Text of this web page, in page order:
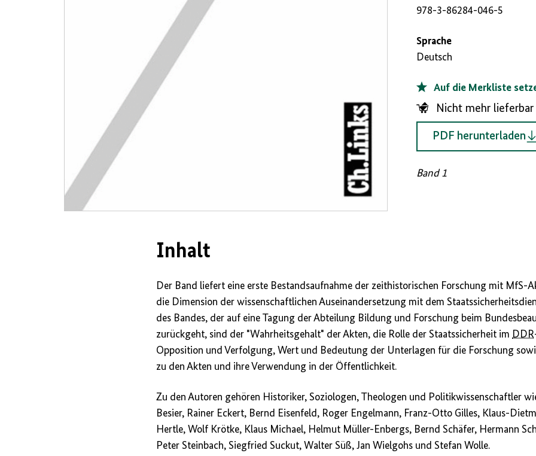
978-3-86284-046-5
Sprache
Deutsch
Auf die Merkliste
Nicht mehr lieferbar
PDF herunterladen
Band 1
Inhalt
Der Band liefert eine erste Bestandsaufnahme der zeithistorischen Forschung mit MfS-
die Dimension der wissenschaftlichen Auseinandersetzung mit dem
des Bandes, der auf eine Tagung der Abteilung Bildung und Forschung beim
zurückgeht, sind der "Wahrheitsgehalt" der Akten, die Rolle der Staatssicherheit im DDR
Opposition und Verfolgung, Wert und Bedeutung der Unterlagen für die Forschung
zu den Akten und ihre Verwendung in der Öffentlichkeit.
Zu den Autoren gehören Historiker, Soziologen, Theologen und Politikwissenschaftler
Besier, Rainer Eckert, Bernd Eisenfeld, Roger Engelmann, Franz-Otto Gilles, Klaus-
Hertle, Wolf Krötke, Klaus Michael, Helmut Müller-Enbergs, Bernd Schäfer, Hermann
Peter Steinbach, Siegfried Suckut, Walter Süß, Jan Wielgohs und Stefan Wolle.